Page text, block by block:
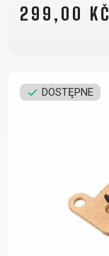
299,00 KČ
DOSTĘPNE